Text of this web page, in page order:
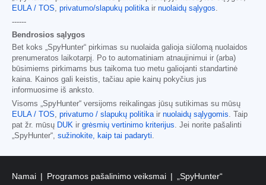
EULA / TOS, privatumo/slapukų politikair nuolaidų sąlygos.
------
Bendrosios sąlygos
Bet koks „SpyHunter“ pirkimas su nuolaida galioja siūlomą nuolaidos
prenumeratos laikotarpį. Po to automatiniam atnaujinimui ir (arba)
būsimiems pirkimams bus taikoma tuo metu galiojanti standartinė
kaina. Kainos gali keistis, tačiau apie kainų pokyčius jus
informuosime iš anksto.
Visoms „SpyHunter“ versijoms reikalingas jūsų sutikimas su mūsų
EULA / TOS, privatumo / slapukų politikair nuolaidų sąlygomis. Taip
pat žr. mūsų DUK ir grėsmių vertinimo kriterijus. Jei norite pašalinti
„SpyHunter“, sužinokite, kaip tai padaryti.
Namai Programos pašalinimo veiksmai „SpyHunter“